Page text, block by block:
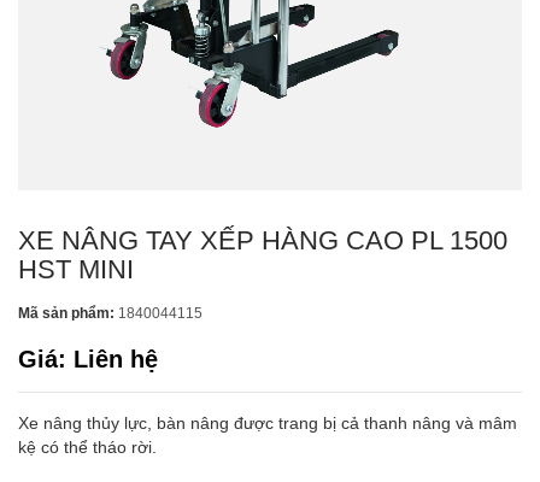
XE NÂNG TAY XẾP HÀNG CAO PL 1500
HST MINI
Mã sản phẩm: 1840044115
Giá: Liên hệ
Xe nâng thủy lực, bàn nâng được trang bị cả thanh nâng và mâm
kệ có thể tháo rời.